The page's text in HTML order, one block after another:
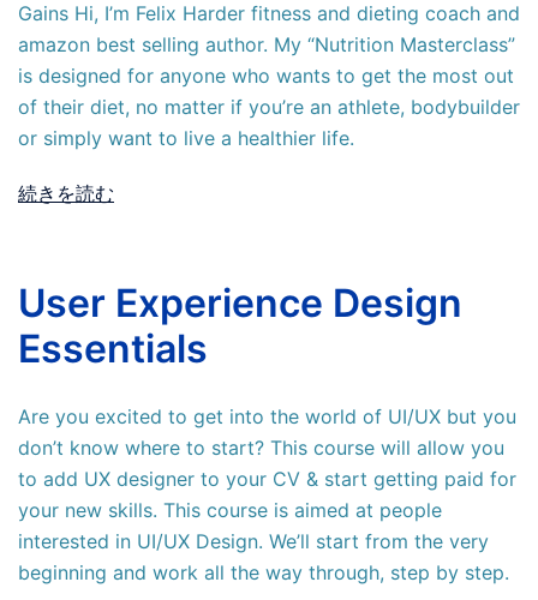
Gains Hi, I’m Felix Harder fitness and dieting coach and
amazon best selling author. My “Nutrition Masterclass”
is designed for anyone who wants to get the most out
of their diet, no matter if you’re an athlete, bodybuilder
or simply want to live a healthier life.
続きを読む
User Experience Design
Essentials
Are you excited to get into the world of UI/UX but you
don’t know where to start? This course will allow you
to add UX designer to your CV & start getting paid for
your new skills. This course is aimed at people
interested in UI/UX Design. We’ll start from the very
beginning and work all the way through, step by step.